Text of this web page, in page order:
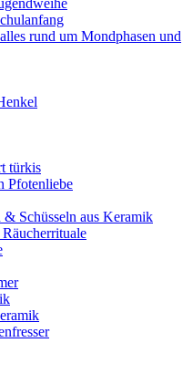
rund um Mondphasen und
türkis
Pfotenliebe
& Schüsseln aus Keramik